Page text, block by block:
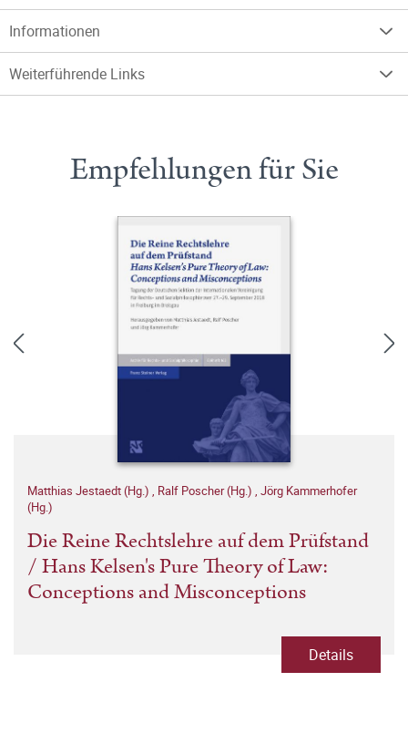
Informationen
Weiterführende Links
Empfehlungen für Sie
Matthias Jestaedt (Hg.) , Ralf Poscher (Hg.) , Jörg Kammerhofer
(Hg.)
Die Reine Rechtslehre auf dem Prüfstand
/ Hans Kelsen's Pure Theory of Law:
Conceptions and Misconceptions
Details